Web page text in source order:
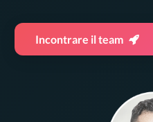
Incontrare il team